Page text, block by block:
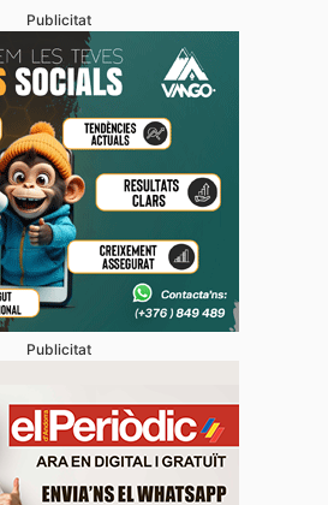
Publicitat
Publicitat